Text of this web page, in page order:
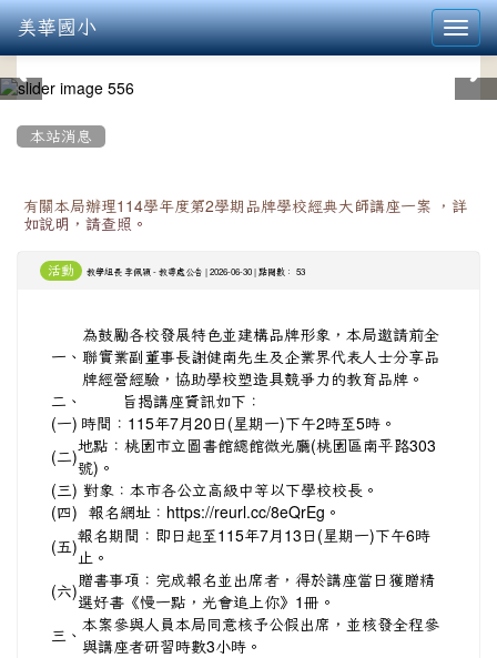
美華國小
本站消息
有關本局辦理114學年度第2學期品牌學校經典大師講座一案 ，詳
如說明，請查照。
活動 教學組長 李佩穎 - 教導處公告 | 2026-06-30 | 點閱數： 53
一、
為鼓勵各校發展特色並建構品牌形象，本局邀請前全
聯實業副董事長謝健南先生及企業界代表人士分享品
牌經營經驗，協助學校塑造具競爭力的教育品牌。
二、
旨揭講座資訊如下：
(一) 時間：115年7月20日(星期一)下午2時至5時。
(二)地點：桃園市立圖書館總館微光廳(桃園區南平路303
號)。
(三) 對象：本市各公立高級中等以下學校校長。
(四) 報名網址： https://reurl.cc/8eQrEg。
(五)報名期間：即日起至115年7月13日(星期一)下午6時
止。
(六)贈書事項：完成報名並出席者，得於講座當日獲贈精
選好書《慢一點，光會追上你》1冊。
三、 本案參與人員本局同意核予公假出席，並核發全程參
與講座者研習時數3小時。